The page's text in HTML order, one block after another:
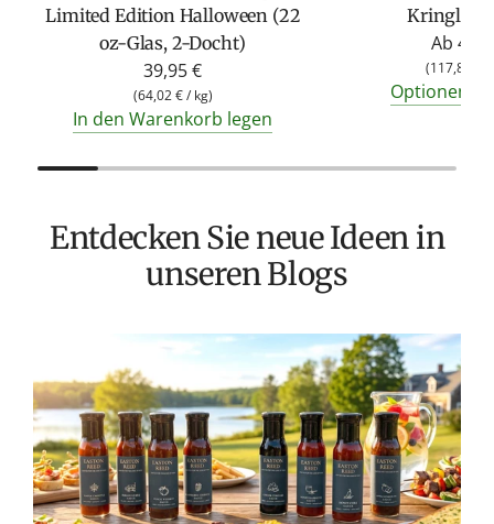
Limited Edition Halloween (22
oz-Glas, 2-Docht)
39,95 €
(64,02 €/ kg)
In den Warenkorb legen
Kringle
Ab
(117,86 €
Optionen
Entdecken Sie neue Ideen in
unseren Blogs